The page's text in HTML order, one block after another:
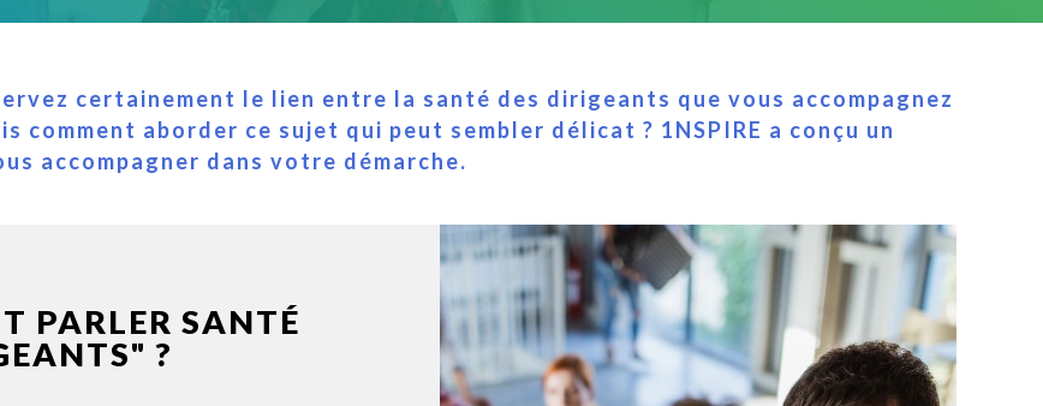
certainement le lien entre la santé des dirigeants que vous accompagnez
aborder ce sujet qui peut sembler délicat ? 1NSPIRE a conçu un
accompagner dans votre démarche.
PARLER SANTÉ
?